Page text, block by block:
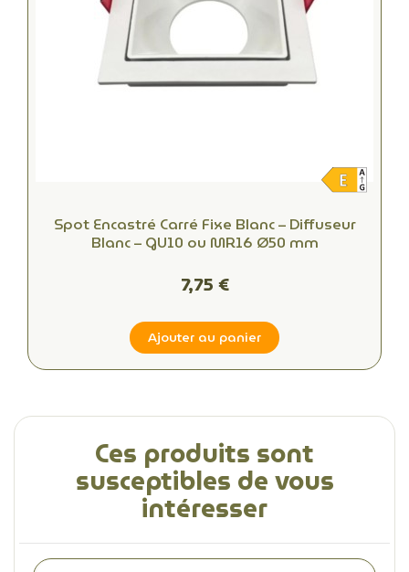
Spot Encastré Carré Fixe Blanc – Diffuseur
Blanc – GU10 ou MR16 Ø50 mm
7,75 €
Ajouter au panier
Ces produits sont
susceptibles de vous
intéresser